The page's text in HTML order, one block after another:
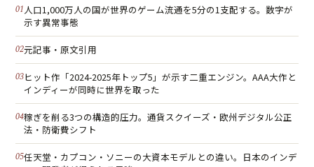
人口1,000万人の国が世界のゲーム流通を5分の1支配する。数字が
示す異常事態
元記事・原文引用
ヒット作「2024-2025年トップ5」が示す二重エンジン。AAA大作と
インディーが同時に世界を取った
稼ぎを削る3つの構造的圧力。通貨スクイーズ・欧州デジタル公正
法・防衛費シフト
任天堂・カプコン・ソニーの大資本モデルとの違い。日本のインデ